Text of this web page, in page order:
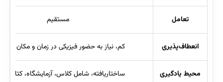
تعامل مستقیم
انعطاف‌پذیری کم، نیاز به حضور فیزیکی در زمان و مکان
محیط یادگیری ساختاریافته، شامل کلاس، آزمایشگاه،